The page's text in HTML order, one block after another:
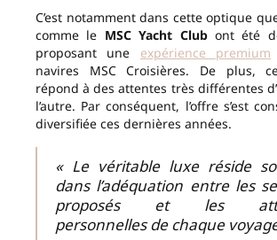
C’est notamment dans cette optique
comme le MSC Yacht Clubont été
proposant une expérience premium
navires MSC Croisières. De plus,
répond à des attentes très différentes
l’autre. Par conséquent, l’offre s’est
diversifiée ces dernières années.
« Le véritable luxe réside
dans l’adéquation entre les
proposés et les
personnelles de chaque